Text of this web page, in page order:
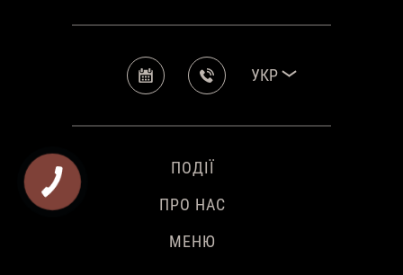
УКР
ПОДІЇ
ПРО НАС
МЕНЮ